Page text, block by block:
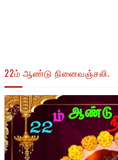
22ம் ஆண்டு நினைவஞ்சலி.